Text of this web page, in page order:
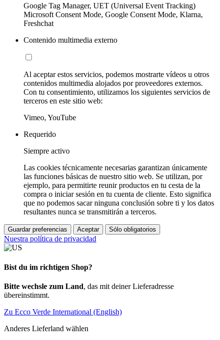
Google Tag Manager, UET (Universal Event Tracking)
Microsoft Consent Mode, Google Consent Mode, Klarna,
Freshchat
Contenido multimedia externo
Al aceptar estos servicios, podemos mostrarte vídeos u otros
contenidos multimedia alojados por proveedores externos.
Con tu consentimiento, utilizamos los siguientes servicios de
terceros en este sitio web:
Vimeo, YouTube
Requerido
Siempre activo
Las cookies técnicamente necesarias garantizan únicamente
las funciones básicas de nuestro sitio web. Se utilizan, por
ejemplo, para permitirte reunir productos en tu cesta de la
compra o iniciar sesión en tu cuenta de cliente. Esto significa
que no podemos sacar ninguna conclusión sobre ti y los datos
resultantes nunca se transmitirán a terceros.
Guardar preferencias Aceptar Sólo obligatorios
Nuestra política de privacidad
Bist du im richtigen Shop?
Bitte wechsle zum Land, das mit deiner Lieferadresse
übereinstimmt.
Zu Ecco Verde International (English)
Anderes Lieferland wählen